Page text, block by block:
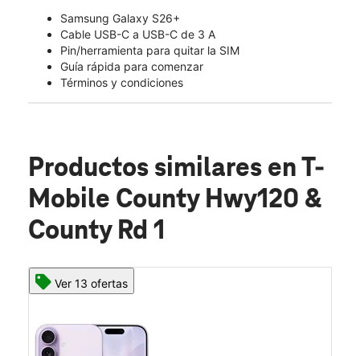
Samsung Galaxy S26+
Cable USB-C a USB-C de 3 A
Pin/herramienta para quitar la SIM
Guía rápida para comenzar
Términos y condiciones
Productos similares en T-
Mobile County Hwy120 &
County Rd 1
Ver 13 ofertas